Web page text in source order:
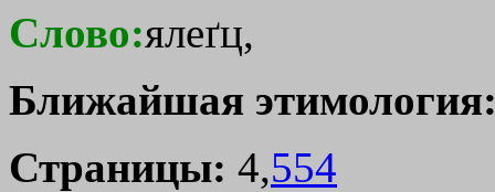
Слово:ялеґц,
Ближайшая
Страницы: 4,554